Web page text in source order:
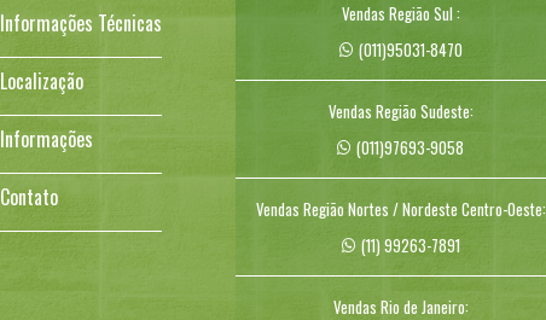
Informações Técnicas
Localização
Informações
Contato
Vendas Região Sul :
(011)95031-8470
Vendas Região Sudeste:
(011)97693-9058
Vendas Região Nortes / Nordeste Centro-Oeste:
(11) 99263-7891
Vendas Rio de Janeiro: